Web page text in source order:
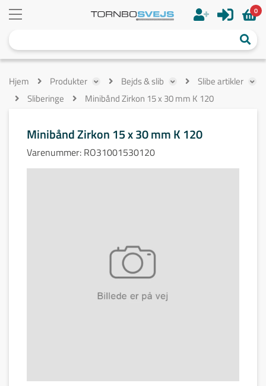
0
Hjem Produkter Bejds & slib
Slibe artikler
Sliberinge
Minibånd Zirkon 15 x 30 mm K 120
Minibånd Zirkon 15 x 30 mm K 120
Varenummer: RO31001530120